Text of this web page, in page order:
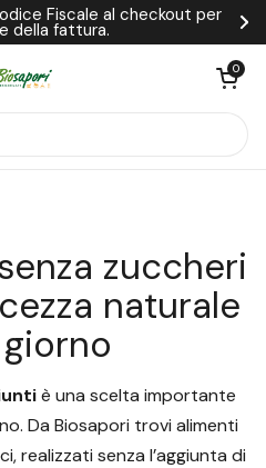
Fiscale al checkout per
della fattura.
Apri
0
aggiunti
zuccheri
naturale
è una scelta importante
Da Biosapori trovi alimenti
realizzati senza l’aggiunta di